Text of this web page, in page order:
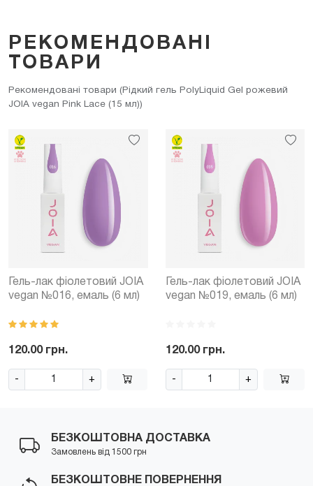
РЕКОМЕНДОВАНІ
ТОВАРИ
Рекомендовані товари (Рідкий гель PolyLiquid Gel рожевий
JOIA vegan Pink Lace (15 мл))
Гель-лак фіолетовий JOIA
vegan №016, емаль (6 мл)
120.00 грн.
- +
Гель-лак фіолетовий JOIA
vegan №019, емаль (6 мл)
120.00 грн.
- +
БЕЗКОШТОВНА ДОСТАВКА
Замовлень від 1500 грн
БЕЗКОШТОВНЕ ПОВЕРНЕННЯ